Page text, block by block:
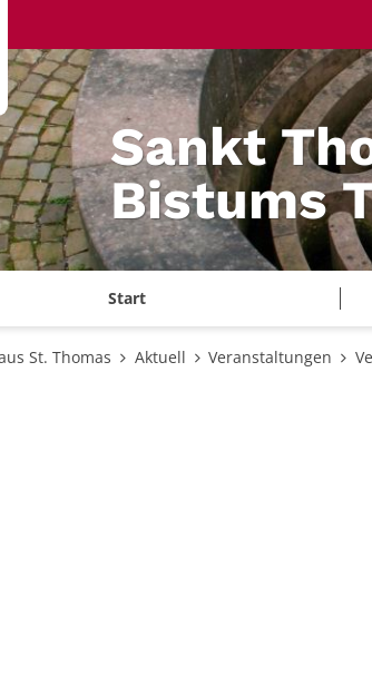
Sankt
Bistums
Start
St. Thomas Aktuell Veranstaltungen